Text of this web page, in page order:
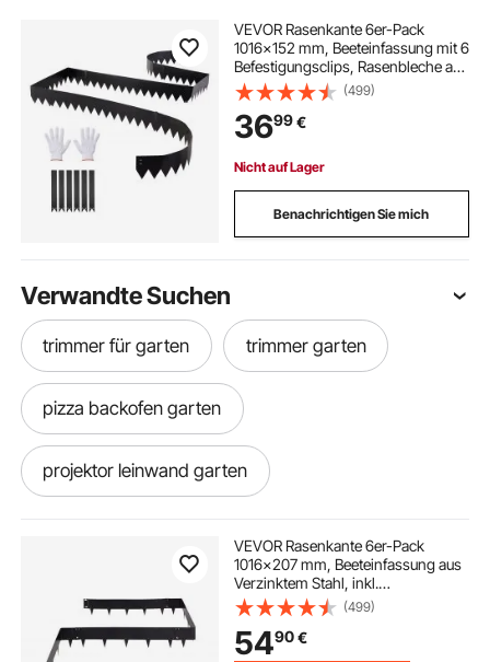
VEVOR Rasenkante 6er-Pack
1016x152 mm, Beeteinfassung mit 6
Befestigungsclips, Rasenbleche aus
Verzinktem Stahl, Mähkante, Metall
Palisade, Beetumrandung für
Blumenbeete & Gartenwege,
Schwarz
(499)
3699€
Nicht auf Lager
Benachrichtigen Sie mich
Verwandte Suchen
trimmer für garten trimmer garten
pizza backofen garten
projektor leinwand garten
kleiner metall beistelltisch
VEVOR Rasenkante 6er-Pack
1016x207 mm, Beeteinfassung aus
Verzinktem Stahl, inkl.
Handschuhen, Rasenbleche,
Mähkante, Metall Palisade,
Beetumrandung für Blumenbeete &
Gartenwege
(499)
5490€